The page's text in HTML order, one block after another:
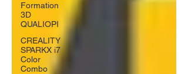
Formation
3D
QUALIOPI
CREALITY
SPARKX i7
Color
Combo